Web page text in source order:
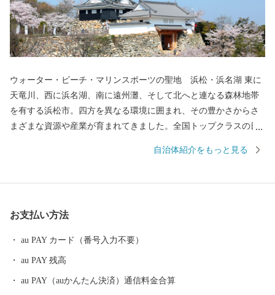
ウォーター・ビーチ・マリンスポーツの聖地 浜松・浜名湖 東に
天竜川、西に浜名湖、南に遠州灘、そして北へと連なる森林地帯
を有する浜松市。四方を異なる環境に囲まれ、その豊かさからさ
まざまな資源や産業が育まれてきました。全国トップクラスの日
ほか、楽器やオートバイ、繊維、食品など、ものづくりの街は生
まなウォーター・ビーチ・マリンスポーツを楽しむことができ、
自治体紹介をもっと見る
お支払い方法
au PAY カード（番号入力不要）
au PAY 残高
au PAY（auかんたん決済）通信料金合算